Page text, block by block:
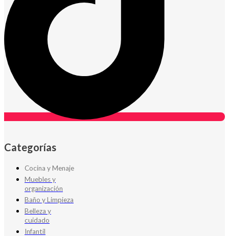
Categorías
Cocina y Menaje
Muebles y
organización
Baño y Limpieza
Belleza y
cuidado
Infantil